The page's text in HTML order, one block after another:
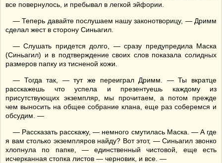
все повернулось, и пребывал в легкой эйфории.
— Теперь давайте послушаем нашу законотворицу, — Дримм
сделал жест в сторону Синьагил.
— Слушать придется долго, — сразу предупредила Маска
(Синьагил) и в подтверждение своих слов показала солидных
размеров папку из тисненой кожи.
— Тогда так, — тут же переиграл Дримм. — Ты вкратце
расскажешь что успела и презентуешь каждому из
присутствующих экземпляр, мы прочитаем, а потом прежде
чем выносить на общее собрание клана, еще раз соберемся и
обсудим. —
— Рассказать расскажу, — немного смутилась Маска. — А где
я вам столько экземпляров найду? Вот этот, — Синьагил звонко
хлопнула по папке, — единственный чистовой, еще есть
исчерканная стопка листов — черновик, и все. —